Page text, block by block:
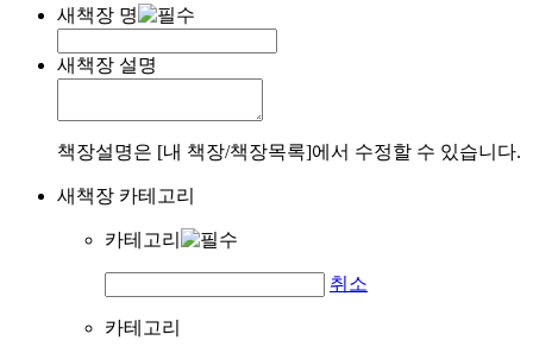
새책장 명
새책장 설명
책장설명은 [내 책장/책장목록]에서 수정할 수 있습니다.
새책장 카테고리
카테고리
취소
카테고리